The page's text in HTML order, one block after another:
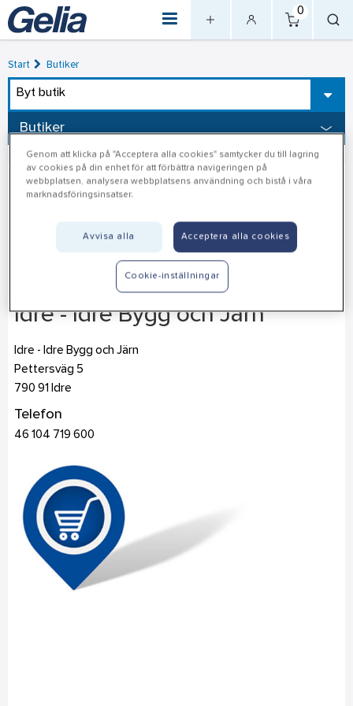
0
Start Butiker
Byt butik
Butiker
Idre - Idre Bygg och Järn
Idre - Idre Bygg och Järn
Pettersväg 5
790 91
Idre
Telefon
46 104 719 600
Genom att klicka på "Acceptera alla cookies" samtycker du till lagring
av cookies på din enhet för att förbättra navigeringen på
webbplatsen, analysera webbplatsens användning och bistå i våra
marknadsföringsinsatser.
Avvisa alla Acceptera alla cookies
Cookie-inställningar